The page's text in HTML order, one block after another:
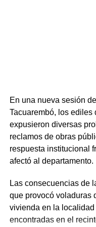
En una nueva sesión
Tacuarembó, los
expusieron diversas
reclamos de obras
respuesta institucional
afectó al departamento.
Las consecuencias de
que provocó voladuras
vivienda en la
encontradas en el